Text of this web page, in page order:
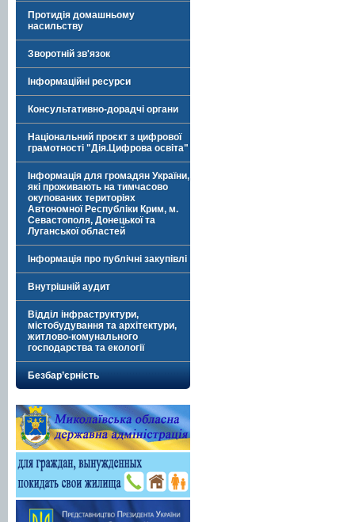
Протидія домашньому
насильству
Зворотній зв'язок
Інформаційні ресурси
Консультативно-дорадчі органи
Національний проєкт з цифрової
грамотності "Дія.Цифрова освіта"
Інформація для громадян України,
які проживають на тимчасово
окупованих територіях
Автономної Республіки Крим, м.
Севастополя, Донецької та
Луганської областей
Інформація про публічні закупівлі
Внутрішній аудит
Відділ інфраструктури,
містобудування та архітектури,
житлово-комунального
господарства та екології
Безбар’єрність